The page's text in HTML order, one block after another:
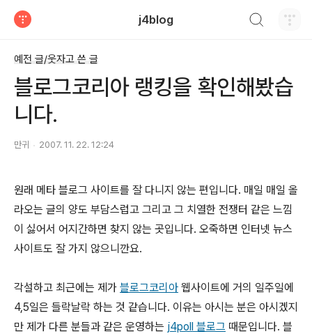
j4blog
예전 글/웃자고 쓴 글
블로그코리아 랭킹을 확인해봤습
니다.
만귀 2007. 11. 22. 12:24
원래 메타 블로그 사이트를 잘 다니지 않는 편입니다. 매일 매일 올
라오는 글의 양도 부담스럽고 그리고 그 치열한 전쟁터 같은 느낌
이 싫어서 어지간하면 찾지 않는 곳입니다. 오죽하면 인터넷 뉴스
사이트도 잘 가지 않으니깐요.
각설하고 최근에는 제가 블로그코리아 웹사이트에 거의 일주일에
4,5일은 들락날락 하는 것 같습니다. 이유는 아시는 분은 아시겠지
만 제가 다른 분들과 같은 운영하는 j4poll 블로그 때문입니다. 블